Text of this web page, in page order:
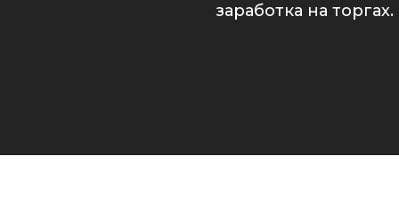
заработка на торгах.